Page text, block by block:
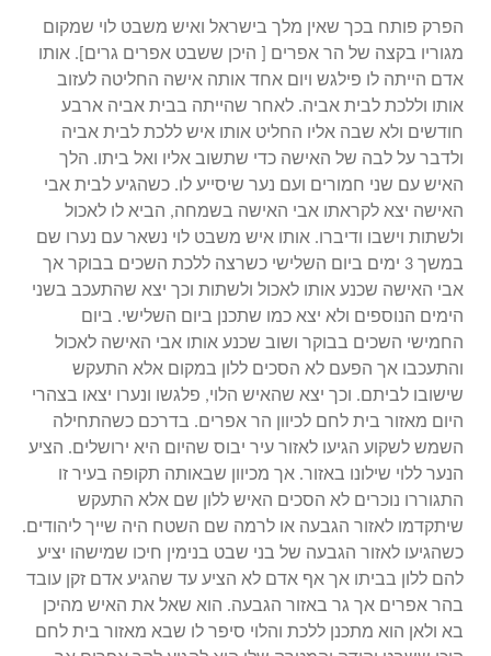
הפרק פותח בכך שאין מלך בישראל ואיש משבט לוי שמקום
מגוריו בקצה של הר אפרים [ היכן ששבט אפרים גרים]. אותו
אדם הייתה לו פילגש ויום אחד אותה אישה החליטה לעזוב
אותו וללכת לבית אביה. לאחר שהייתה בבית אביה ארבע
חודשים ולא שבה אליו החליט אותו איש ללכת לבית אביה
ולדבר על לבה של האישה כדי שתשוב אליו ואל ביתו. הלך
האיש עם שני חמורים ועם נער שיסייע לו. כשהגיע לבית אבי
האישה יצא לקראתו אבי האישה בשמחה, הביא לו לאכול
ולשתות וישבו ודיברו. אותו איש משבט לוי נשאר עם נערו שם
במשך 3 ימים ביום השלישי כשרצה ללכת השכים בבוקר אך
אבי האישה שכנע אותו לאכול ולשתות וכך יצא שהתעכב בשני
הימים הנוספים ולא יצא כמו שתכנן ביום השלישי. ביום
החמישי השכים בבוקר ושוב שכנע אותו אבי האישה לאכול
והתעכבו אך הפעם לא הסכים ללון במקום אלא התעקש
שישובו לביתם. וכך יצא שהאיש הלוי, פלגשו ונערו יצאו בצהרי
היום מאזור בית לחם לכיוון הר אפרים. בדרכם כשהתחילה
השמש לשקוע הגיעו לאזור עיר יבוס שהיום היא ירושלים. הציע
הנער ללוי שילונו באזור. אך מכיוון שבאותה תקופה בעיר זו
התגוררו נוכרים לא הסכים האיש ללון שם אלא התעקש
שיתקדמו לאזור הגבעה או לרמה שם השטח היה שייך ליהודים.
כשהגיעו לאזור הגבעה של בני שבט בנימין חיכו שמישהו יציע
להם ללון בביתו אך אף אדם לא הציע עד שהגיע אדם זקן עובד
בהר אפרים אך גר באזור הגבעה. הוא שאל את האיש מהיכן
בא ולאן הוא מתכנן ללכת והלוי סיפר לו שבא מאזור בית לחם